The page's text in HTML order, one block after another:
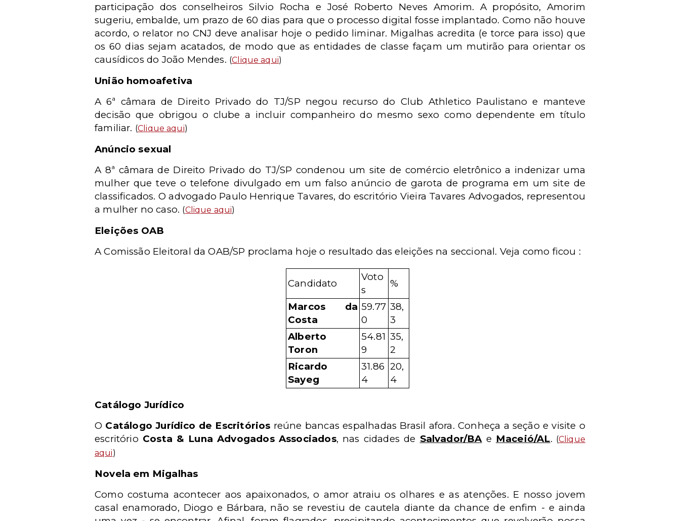
participação dos conselheiros Silvio Rocha e José Roberto Neves Amorim. A propósito, Amorim
sugeriu, embalde, um prazo de 60 dias para que o processo digital fosse implantado. Como não houve
acordo, o relator no CNJ deve analisar hoje o pedido liminar. Migalhas acredita (e torce para isso) que
os 60 dias sejam acatados, de modo que as entidades de classe façam um mutirão para orientar os
causídicos do João Mendes. (Clique aqui)
União homoafetiva
A 6ª câmara de Direito Privado do TJ/SP negou recurso do Club Athletico Paulistano e manteve
decisão que obrigou o clube a incluir companheiro do mesmo sexo como dependente em título
familiar. (Clique aqui)
Anúncio sexual
A 8ª câmara de Direito Privado do TJ/SP condenou um site de comércio eletrônico a indenizar uma
mulher que teve o telefone divulgado em um falso anúncio de garota de programa em um site de
classificados. O advogado Paulo Henrique Tavares, do escritório Vieira Tavares Advogados, representou
a mulher no caso. (Clique aqui)
Eleições OAB
A Comissão Eleitoral da OAB/SP proclama hoje o resultado das eleições na seccional. Veja como ficou :
Candidato
Voto
s
%
Marcos da
Costa
59.77
0
38,
3
Alberto
Toron
54.81
9
35,
2
Ricardo
Sayeg
31.86
4
20,
4
Catálogo Jurídico
O Catálogo Jurídico de Escritórios reúne bancas espalhadas Brasil afora. Conheça a seção e visite o
escritório Costa & Luna Advogados Associados, nas cidades de Salvador/BAe Maceió/AL. (Clique
aqui)
Novela em Migalhas
Como costuma acontecer aos apaixonados, o amor atraiu os olhares e as atenções. E nosso jovem
casal enamorado, Diogo e Bárbara, não se revestiu de cautela diante da chance de enfim - e ainda